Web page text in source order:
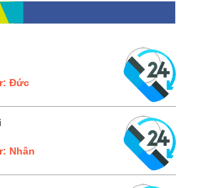
Đức
Nhân